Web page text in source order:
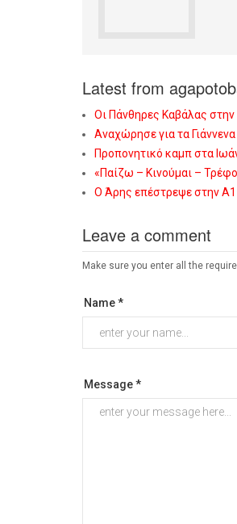
Latest from
Οι Πάνθηρες Καβάλας
Αναχώρησε για τα
Προπονητικό καμπ στα
«Παίζω – Κινούμαι –
Ο Άρης επέστρεψε στην Α1
Leave a comment
Make sure you enter all the
Name *
Message *